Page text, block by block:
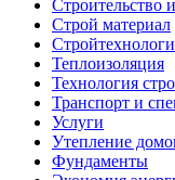
Строительство
Строй материал
Теплоизоляция
Технология
Транспорт и
Услуги
Утепление
Фундаменты